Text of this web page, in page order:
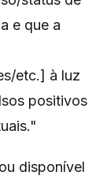
e que a
etc.] à luz
positivos
disponível